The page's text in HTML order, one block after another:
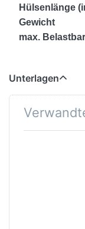
Hülsenlänge
Gewicht
max.
Unterlagen